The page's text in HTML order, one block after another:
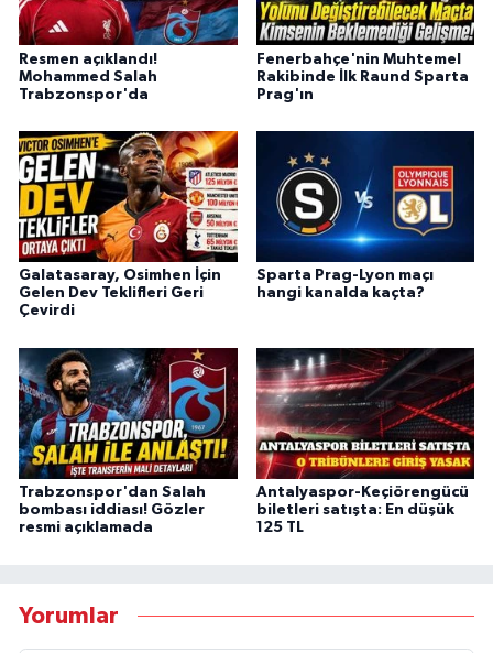
Resmen açıklandı!
Mohammed Salah
Trabzonspor'da
Fenerbahçe'nin Muhtemel
Rakibinde İlk Raund Sparta
Prag'ın
Galatasaray, Osimhen İçin
Gelen Dev Teklifleri Geri
Çevirdi
Sparta Prag-Lyon maçı
hangi kanalda kaçta?
Trabzonspor'dan Salah
bombası iddiası! Gözler
resmi açıklamada
Antalyaspor-Keçiörengücü
biletleri satışta: En düşük
125 TL
Yorumlar